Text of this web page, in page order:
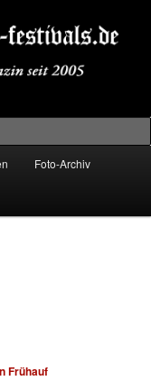
Foto-Archiv
Frühauf